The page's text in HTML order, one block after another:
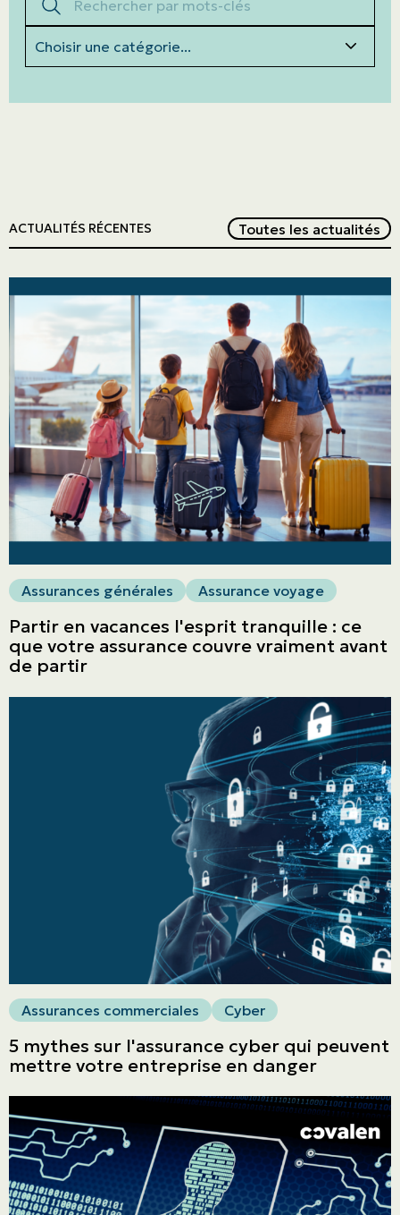
ASSURANCES
Particuliers
ASSURANCES
Entreprises
Obtenir une soumission
Urgences et réclamations
À propos
Carrière
Blogue
Nous joindre
English | CA
ACTUALITÉS RÉCENTES Toutes les actualités
Assurances générales Assurance voyage
Partir en vacances l'esprit tranquille : ce
que votre assurance couvre vraiment avant
de partir
Assurances commerciales Cyber
5 mythes sur l'assurance cyber qui peuvent
mettre votre entreprise en danger